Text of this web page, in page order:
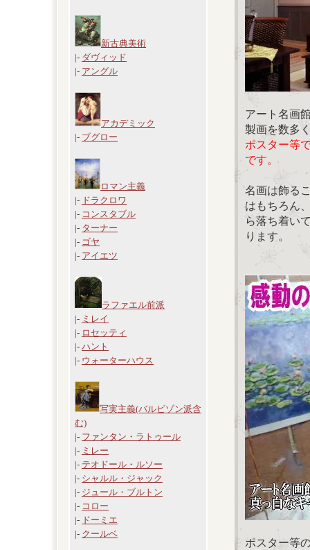
新古典美術
|- ダヴィッド
|- アングル
アカデミック
|- ブグロー
ロマン主義
|- ドラクロワ
|- コンスタブル
|- ターナー
|- ゴヤ
|- アイエツ
ラファエル前派
|- ミレイ
|- ロセッティ
|- ハント
|- ウォーターハウス
写実主義(バルビゾン派含
む)
|- ファンタン・ラトゥール
|- ミレー
|- テオドール・ルソー
|- シャルル・ジャック
|- ジュール・ブルトン
|- コロー
|- ドーミエ
|- クールベ
アート名画
製画を数多
ポスター等
です。
名画は飾る
はもちろん
ら落ち着い
ります。
ポスター等